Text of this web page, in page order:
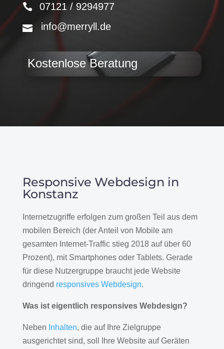
07121 / 9294977
info@merryll.de
Kostenlose Beratung
Responsive Webdesign in
Konstanz
Internetzugriffe erfolgen zum großen Teil aus dem
mobilen Bereich (der Anteil von Mobile am
gesamten Internet-Traffic stieg 2018 auf über 60
Prozent), mit Smartphones oder Tablets. Gerade
für diese Nutzergruppe braucht jede Website
dringend responsives Webdesign.
Was ist eigentlich responsives Webdesign?
Neben Inhalten, die auf Ihre Zielgruppe
ausgerichtet sind, soll Ihre Website auf Geräten